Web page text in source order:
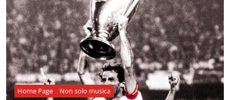
Home Page Non solo musica